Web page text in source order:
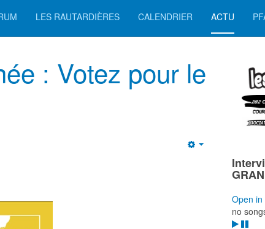
LES RAUTARDIÈRES CALENDRIER ACTU
: Votez pour le
Open in
no